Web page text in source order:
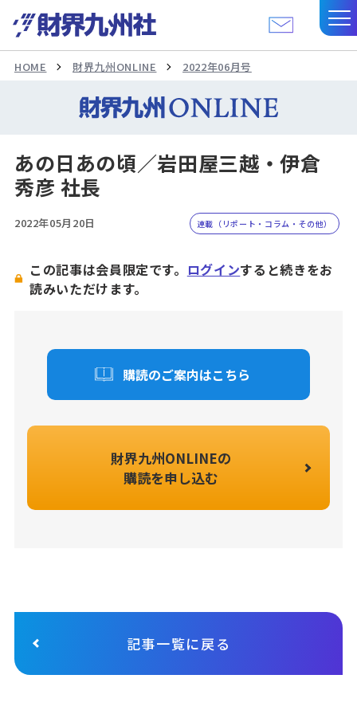
HOME 財界九州ONLINE 2022年06月号
あの日あの頃／岩田屋三越・伊倉
秀彦 社長
2022年05月20日 連載（リポート・コラム・その他）
この記事は会員限定です。 ログインすると続きをお
読みいただけます。
購読のご案内はこちら
財界九州ONLINEの
購読を申し込む
記事一覧に戻る